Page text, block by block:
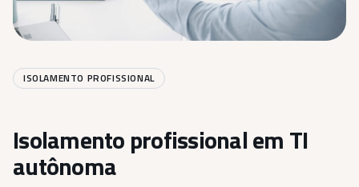
ISOLAMENTO PROFISSIONAL
Isolamento profissional em TI
autônoma